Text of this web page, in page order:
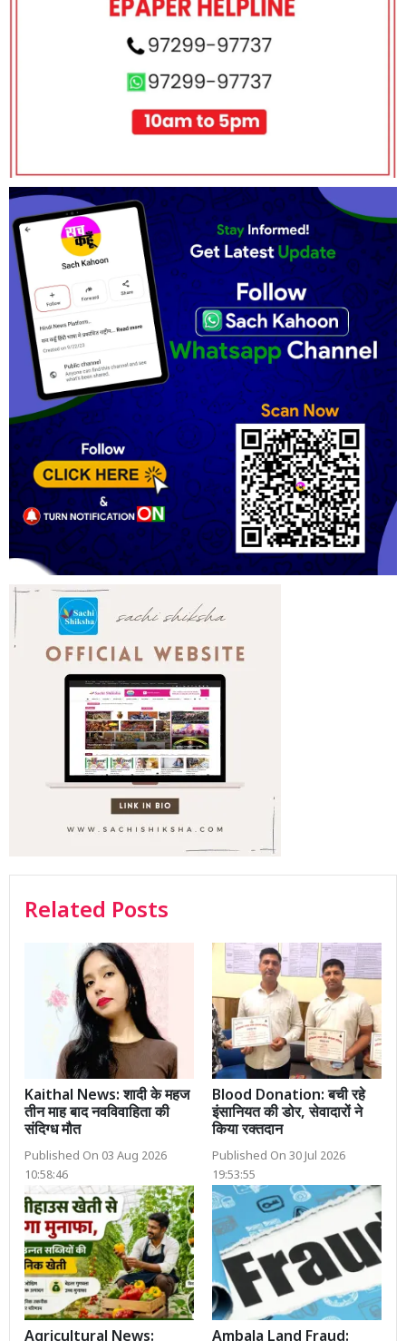
Related Posts
Kaithal News: शादी के महज
तीन माह बाद नवविवाहिता की
संदिग्ध मौत
Published On 03 Aug 2026
10:58:46
Blood Donation: बची रहे
इंसानियत की डोर, सेवादारों ने
किया रक्तदान
Published On 30 Jul 2026
19:53:55